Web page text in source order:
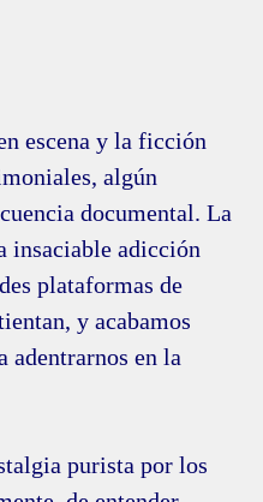
escena y la ficción
algún
documental. La
insaciable adicción
plataformas de
y acabamos
adentrarnos en la
purista por los